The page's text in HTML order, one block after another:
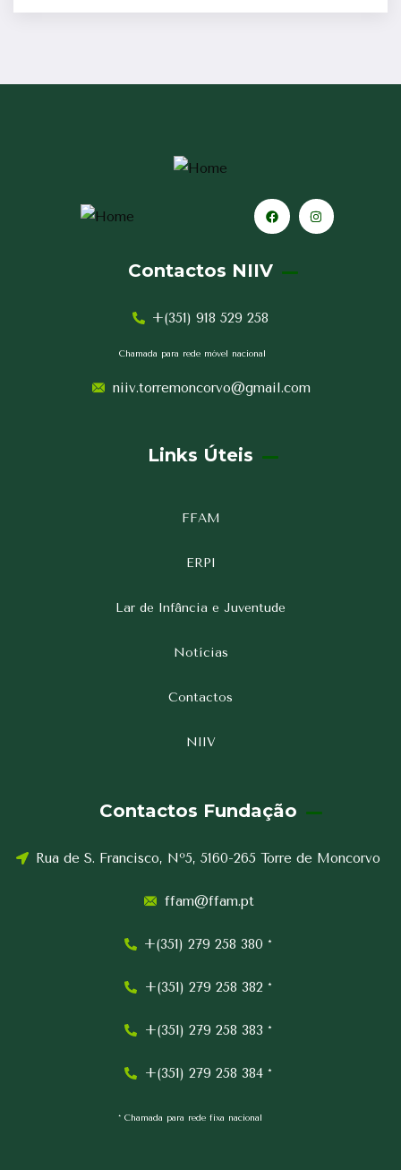
Contactos NIIV
+(351) 918 529 258
Chamada para rede móvel nacional
niiv.torremoncorvo@gmail.com
Links Úteis
FFAM
ERPI
Lar de Infância e Juventude
Notícias
Contactos
NIIV
Contactos Fundação
Rua de S. Francisco, Nº5, 5160-265 Torre de Moncorvo
ffam@ffam.pt
+(351) 279 258 380 *
+(351) 279 258 382 *
+(351) 279 258 383 *
+(351) 279 258 384 *
* Chamada para rede fixa nacional